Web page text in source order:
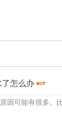
了怎么办
因可能有很多。